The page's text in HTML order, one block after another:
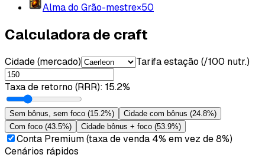
Alma do Grão-mestre×50
Calculadora de craft
Cidade (mercado) Tarifa estação (/100 nutr.)
Taxa de retorno (RRR): 15.2%
Sem bônus, sem foco (15.2%) Cidade com bônus (24.8%)
Com foco (43.5%) Cidade bônus + foco (53.9%)
Conta Premium (taxa de venda 4% em vez de 8%)
Cenários rápidos